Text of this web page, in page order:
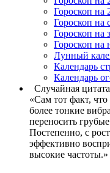
Гороскоп на
Гороскоп на
Гороскоп на
Гороскоп на
Лунный
Календарь
Календарь
Случайная цитата
«Сам тот факт,
более тонкие
переносить
Постепенно, с
эффективно
высокие частоты.»